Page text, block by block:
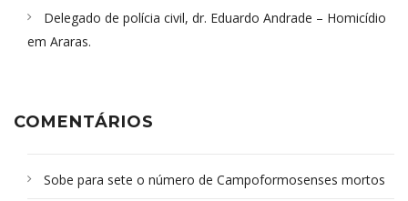
Delegado de polícia civil, dr. Eduardo Andrade – Homicídio
em Araras.
COMENTÁRIOS
Sobe para sete o número de Campoformosenses mortos